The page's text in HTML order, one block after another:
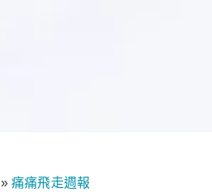
»痛痛飛走週報